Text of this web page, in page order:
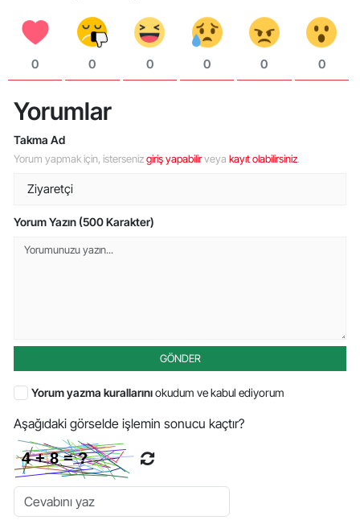
0 0 0 0 0 0
Yorumlar
Takma Ad
Yorum yapmak için, istersenizgiriş yapabilirveya kayıt olabilirsiniz.
Yorum Yazın (500 Karakter)
GÖNDER
Yorum yazma kurallarınıokudum ve kabul ediyorum
Aşağıdaki görselde işlemin sonucu kaçtır?